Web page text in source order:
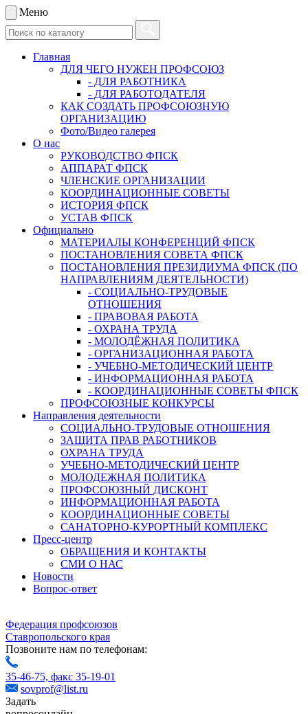
Меню
Главная
ДЛЯ ЧЕГО НУЖЕН ПРОФСОЮЗ
- ДЛЯ РАБОТНИКА
- ДЛЯ РАБОТОДАТЕЛЯ
КАК СОЗДАТЬ ПРОФСОЮЗНУЮ
ОРГАНИЗАЦИЮ
Фото/Видео галерея
О нас
РУКОВОДСТВО ФПСК
АППАРАТ ФПСК
ЧЛЕНСКИЕ ОРГАНИЗАЦИИ
КООРДИНАЦИОННЫЕ СОВЕТЫ
ИСТОРИЯ ФПСК
УСТАВ ФПСК
Официально
МАТЕРИАЛЫ КОНФЕРЕНЦИЙ ФПСК
ПОСТАНОВЛЕНИЯ СОВЕТА ФПСК
ПОСТАНОВЛЕНИЯ ПРЕЗИДИУМА ФПСК (ПО
НАПРАВЛЕНИЯМ ДЕЯТЕЛЬНОСТИ)
- СОЦИАЛЬНО-ТРУДОВЫЕ
ОТНОШЕНИЯ
- ПРАВОВАЯ РАБОТА
- ОХРАНА ТРУДА
- МОЛОДЁЖНАЯ ПОЛИТИКА
- ОРГАНИЗАЦИОННАЯ РАБОТА
- УЧЕБНО-МЕТОДИЧЕСКИЙ ЦЕНТР
- ИНФОРМАЦИОННАЯ РАБОТА
- КООРДИНАЦИОННЫЕ СОВЕТЫ ФПСК
ПРОФСОЮЗНЫЕ КОНКУРСЫ
Направления деятельности
СОЦИАЛЬНО-ТРУДОВЫЕ ОТНОШЕНИЯ
ЗАЩИТА ПРАВ РАБОТНИКОВ
ОХРАНА ТРУДА
УЧЕБНО-МЕТОДИЧЕСКИЙ ЦЕНТР
МОЛОДЕЖНАЯ ПОЛИТИКА
ПРОФСОЮЗНЫЙ ДИСКОНТ
ИНФОРМАЦИОННАЯ РАБОТА
КООРДИНАЦИОННЫЕ СОВЕТЫ
САНАТОРНО-КУРОРТНЫЙ КОМПЛЕКС
Пресс-центр
ОБРАЩЕНИЯ И КОНТАКТЫ
СМИ О НАС
Новости
Вопрос-ответ
Федерация профсоюзов
Ставропольского края
Позвоните нам по телефонам:
35-46-75, факс 35-19-01
sovprof@list.ru
Задать